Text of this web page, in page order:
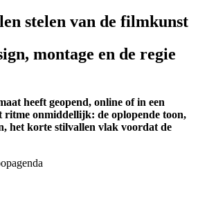
stelen van de filmkunst
montage en de regie
heeft geopend, online of in een
ritme onmiddellijk: de oplopende toon,
het korte stilvallen vlak voordat de